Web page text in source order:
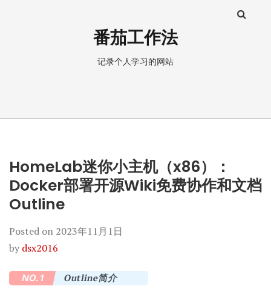
番茄工作法
记录个人学习的网站
HomeLab迷你小主机（x86）：
Docker部署开源Wiki免费协作和文档
Outline
Posted on 2023年11月1日
by dsx2016
NO.1 Outline简介